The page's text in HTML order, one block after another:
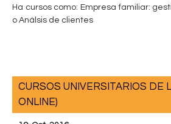
Ha cursos como: Empresa familiar:
o Análsis de clientes
CURSOS UNIVERSITARIOS DE
ONLINE)